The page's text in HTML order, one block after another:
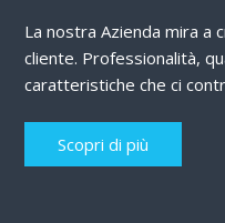
La nostra Azienda mira a
cliente. Professionalità,
caratteristiche che ci
Scopri di più